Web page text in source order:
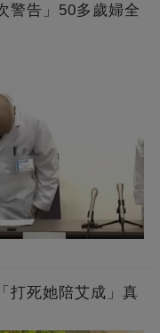
警告」50多歲婦全
打死她陪艾成」真